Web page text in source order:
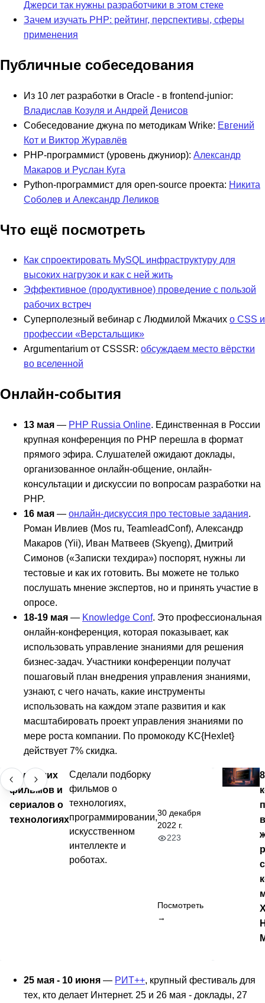
Джерси так нужны разработчики в этом стеке
Зачем изучать PHP: рейтинг, перспективы, сферы
применения
Публичные собеседования
Из 10 лет разработки в Oracle - в frontend-junior:
Владислав Козуля и Андрей Денисов
Собеседование джуна по методикам Wrike: Евгений
Кот и Виктор Журавлёв
PHP-программист (уровень джуниор): Александр
Макаров и Руслан Куга
Python-программист для open-source проекта: Никита
Соболев и Александр Леликов
Что ещё посмотреть
Как спроектировать MySQL инфраструктуру для
высоких нагрузок и как с ней жить
Эффективное (продуктивное) проведение с пользой
рабочих встреч
Суперполезный вебинар с Людмилой Мжачих о CSS и
профессии «Верстальщик»
Argumentarium от CSSSR: обсуждаем место вёрстки
во вселенной
Онлайн-события
13 мая — PHP Russia Online. Единственная в России
крупная конференция по PHP перешла в формат
прямого эфира. Слушателей ожидают доклады,
организованное онлайн-общение, онлайн-
консультации и дискуссии по вопросам разработки на
PHP.
16 мая — онлайн-дискуссия про тестовые задания.
Роман Ивлиев (Mos ru, TeamleadConf), Александр
Макаров (Yii), Иван Матвеев (Skyeng), Дмитрий
Симонов («Записки техдира») поспорят, нужны ли
тестовые и как их готовить. Вы можете не только
послушать мнение экспертов, но и принять участие в
опросе.
18-19 мая — Knowledge Conf. Это профессиональная
онлайн-конференция, которая показывает, как
использовать управление знаниями для решения
бизнес-задач. Участники конференции получат
пошаговый план внедрения управления знаниями,
узнают, с чего начать, какие инструменты
использовать на каждом этапе развития и как
масштабировать проект управления знаниями по
мере роста компании. По промокоду KC{Hexlet}
действует 7% скидка.
50 лучших
фильмов и
сериалов о
технологиях
Сделали подборку
фильмов о
технологиях,
программировании,
искусственном
интеллекте и
роботах.
30 декабря
2022 г.
223
Посмотреть
→
25 мая - 10 июня — РИТ++, крупный фестиваль для
тех, кто делает Интернет. 25 и 26 мая - доклады, 27